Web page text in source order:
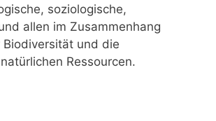
soziologische,
allen im Zusammenhang
und die
Ressourcen.